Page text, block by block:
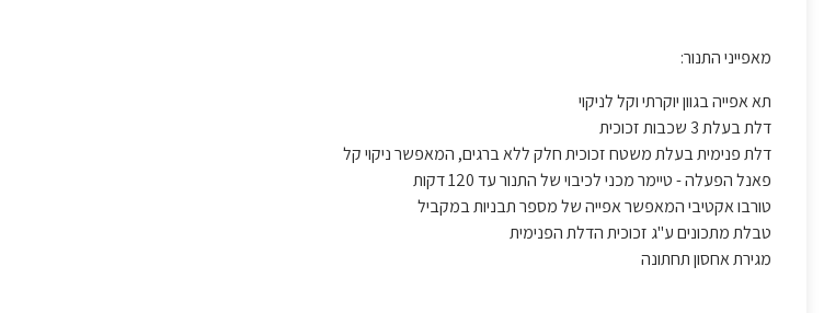
מאפייני התנור:
תא אפייה בגוון יוקרתי וקל לניקוי
דלת בעלת 3 שכבות זכוכית
דלת פנימית בעלת משטח זכוכית חלק ללא ברגים, המאפשר ניקוי קל
פאנל הפעלה - טיימר מכני לכיבוי של התנור עד 120 דקות
טורבו אקטיבי המאפשר אפייה של מספר תבניות במקביל
טבלת מתכונים ע"ג זכוכית הדלת הפנימית
מגירת אחסון תחתונה